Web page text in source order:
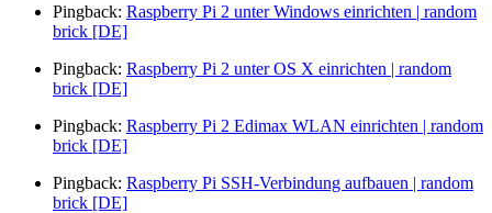
Pingback: Raspberry Pi 2 unter Windows einrichten | random
brick [DE]
Pingback: Raspberry Pi 2 unter OS X einrichten | random
brick [DE]
Pingback: Raspberry Pi 2 Edimax WLAN einrichten | random
brick [DE]
Pingback: Raspberry Pi SSH-Verbindung aufbauen | random
brick [DE]